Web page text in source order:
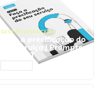
GESTÃO FINANCEIRA
Faça a precificação do
seu serviço | Prompts
ChatGPT